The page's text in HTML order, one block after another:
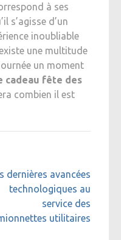
à ses
s’agisse d’un
inoubliable
une multitude
un moment
cadeau fête des
combien il est
dernières avancées
technologiques au
service des
utilitaires